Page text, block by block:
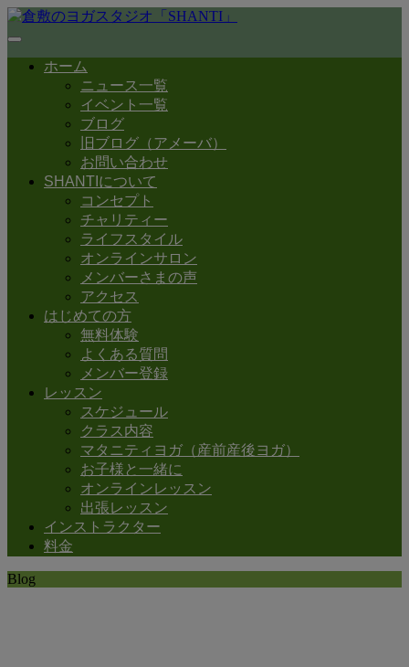
ホーム
ニュース一覧
イベント一覧
ブログ
旧ブログ（アメーバ）
お問い合わせ
SHANTIについて
コンセプト
チャリティー
ライフスタイル
オンラインサロン
メンバーさまの声
アクセス
はじめての方
無料体験
よくある質問
メンバー登録
レッスン
スケジュール
クラス内容
マタニティヨガ（産前産後ヨガ）
お子様と一緒に
オンラインレッスン
出張レッスン
インストラクター
料金
Blog